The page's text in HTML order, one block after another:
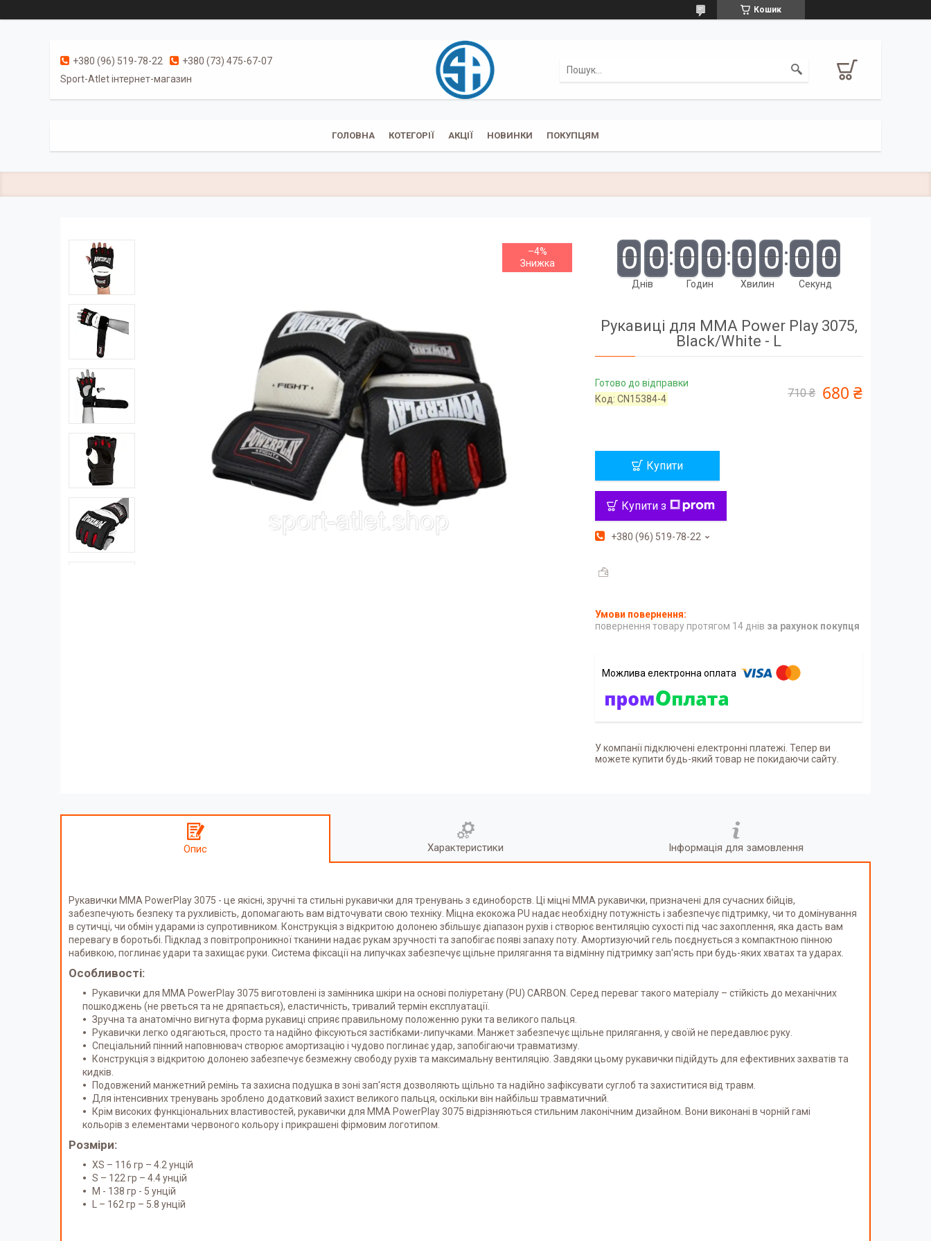
Кошик
+380 (96) 519-78-22
+380 (73) 475-67-07
Sport-Atlet інтернет-магазин
ГОЛОВНА КОТЕГОРІЇ АКЦІЇ НОВИНКИ ПОКУПЦЯМ
–4% 0 0
Днів
0 0
Годин
0 0
Хвилин
0 0
Секунд
Рукавиці для MMA Power Play 3075,
Black/White - L
Готово до відправки
Код:CN15384-4 710 ₴ 680 ₴
Купити
Купити з
+380 (96) 519-78-22
повернення товару протягом 14 днів за рахунок покупця
У компанії підключені електронні платежі. Тепер ви
можете купити будь-який товар не покидаючи сайту.
Опис Характеристики Інформація для замовлення
Рукавички MMA PowerPlay 3075 - це якісні, зручні та стильні рукавички для тренувань з єдиноборств. Ці міцні ММА рукавички, призначені для сучасних бійців,
забезпечують безпеку та рухливість, допомагають вам відточувати свою техніку. Міцна екокожа PU надає необхідну потужність і забезпечує підтримку, чи то домінування
в сутичці, чи обмін ударами із супротивником. Конструкція з відкритою долонею збільшує діапазон рухів і створює вентиляцію сухості під час захоплення, яка дасть вам
перевагу в боротьбі. Підклад з повітропроникної тканини надає рукам зручності та запобігає появі запаху поту. Амортизуючий гель поєднується з компактною пінною
набивкою, поглинає удари та захищає руки. Система фіксації на липучках забезпечує щільне прилягання та відмінну підтримку зап'ясть при будь-яких хватах та ударах.
Особливості:
Рукавички для ММА PowerPlay 3075 виготовлені із замінника шкіри на основі поліуретану (PU) CARBON. Серед переваг такого матеріалу – стійкість до механічних
пошкоджень (не рветься та не дряпається), еластичність, тривалий термін експлуатації.
Зручна та анатомічно вигнута форма рукавиці сприяє правильному положенню руки та великого пальця.
Рукавички легко одягаються, просто та надійно фіксуються застібками-липучками. Манжет забезпечує щільне прилягання, у своїй не передавлює руку.
Спеціальний пінний наповнювач створює амортизацію і чудово поглинає удар, запобігаючи травматизму.
Конструкція з відкритою долонею забезпечує безмежну свободу рухів та максимальну вентиляцію. Завдяки цьому рукавички підійдуть для ефективних захватів та
кидків.
Подовжений манжетний ремінь та захисна подушка в зоні зап'ястя дозволяють щільно та надійно зафіксувати суглоб та захиститися від травм.
Для інтенсивних тренувань зроблено додатковий захист великого пальця, оскільки він найбільш травматичний.
Крім високих функціональних властивостей, рукавички для MMA PowerPlay 3075 відрізняються стильним лаконічним дизайном. Вони виконані в чорній гамі
кольорів з елементами червоного кольору і прикрашені фірмовим логотипом.
Розміри:
XS – 116 гр – 4.2 унцій
S – 122 гр – 4.4 унцій
M - 138 гр - 5 унцій
L – 162 гр – 5.8 унцій